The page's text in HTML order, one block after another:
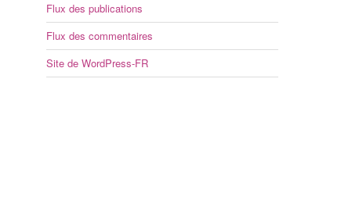
Flux des publications
Flux des commentaires
Site de WordPress-FR